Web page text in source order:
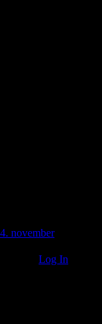
november
Log In